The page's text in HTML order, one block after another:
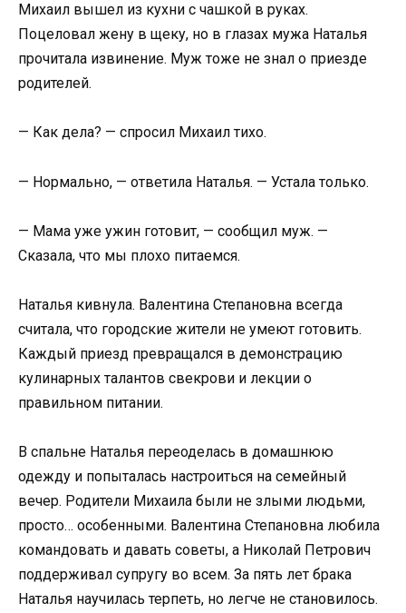
Михаил вышел из кухни с чашкой в руках.
Поцеловал жену в щеку, но в глазах мужа Наталья
прочитала извинение. Муж тоже не знал о приезде
родителей.
— Как дела? — спросил Михаил тихо.
— Нормально, — ответила Наталья. — Устала только.
— Мама уже ужин готовит, — сообщил муж. —
Сказала, что мы плохо питаемся.
Наталья кивнула. Валентина Степановна всегда
считала, что городские жители не умеют готовить.
Каждый приезд превращался в демонстрацию
кулинарных талантов свекрови и лекции о
правильном питании.
В спальне Наталья переоделась в домашнюю
одежду и попыталась настроиться на семейный
вечер. Родители Михаила были не злыми людьми,
просто… особенными. Валентина Степановна любила
командовать и давать советы, а Николай Петрович
поддерживал супругу во всем. За пять лет брака
Наталья научилась терпеть, но легче не становилось.